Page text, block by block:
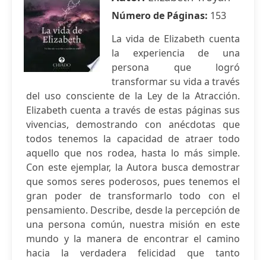
Número de Páginas: 153
La vida de Elizabeth cuenta
la experiencia de una
persona que logró
transformar su vida a través
del uso consciente de la Ley de la Atracción.
Elizabeth cuenta a través de estas páginas sus
vivencias, demostrando con anécdotas que
todos tenemos la capacidad de atraer todo
aquello que nos rodea, hasta lo más simple.
Con este ejemplar, la Autora busca demostrar
que somos seres poderosos, pues tenemos el
gran poder de transformarlo todo con el
pensamiento. Describe, desde la percepción de
una persona común, nuestra misión en este
mundo y la manera de encontrar el camino
hacia la verdadera felicidad que tanto